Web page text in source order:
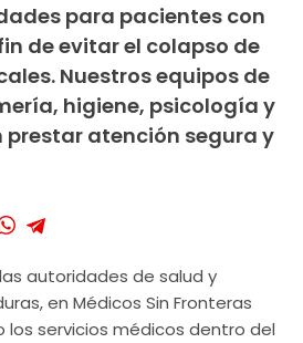
para pacientes con
de evitar el colapso de
Nuestros equipos de
higiene, psicología y
atención segura y
autoridades de salud y
en Médicos Sin Fronteras
los servicios médicos dentro del